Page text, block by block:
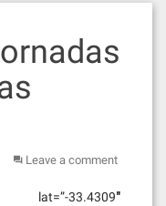
Leave a comment
lat=”-33.4309″